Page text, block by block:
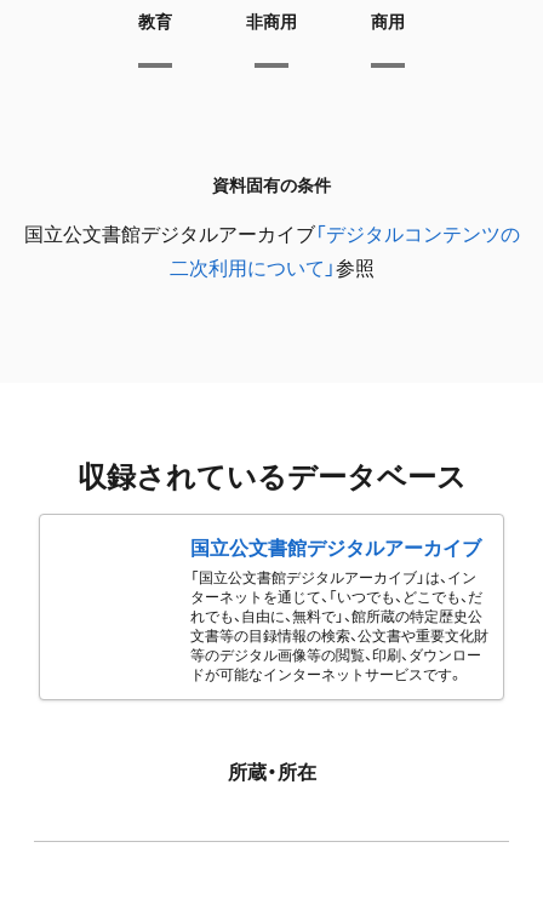
教育 非商用 商用
資料固有の条件
国立公文書館デジタルアーカイブ「デジタルコンテンツの
二次利用について」参照
収録されているデータベース
国立公文書館デジタルアーカイブ
「国立公文書館デジタルアーカイブ」は、イン
ターネットを通じて、「いつでも、どこでも、だ
れでも、自由に、無料で」、館所蔵の特定歴史公
文書等の目録情報の検索、公文書や重要文化財
等のデジタル画像等の閲覧、印刷、ダウンロー
ドが可能なインターネットサービスです。
所蔵・所在